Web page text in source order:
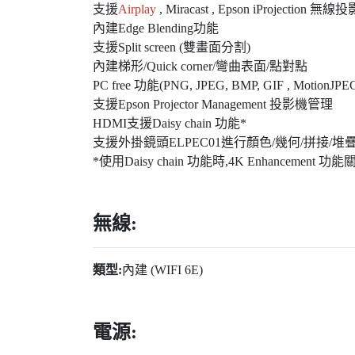
支援Airplay , Miracast , Epson iProjection 無線投
內建Edge Blending功能
支援Split screen (雙畫面分割)
內建梯形/Quick corner/彎曲表面/點對點
PC free 功能(PNG, JPEG, BMP, GIF ,
支援Epson Projector Management 投影機管理
HDMI支援Daisy chain 功能*
支援外掛鏡頭ELPEC01進行顏色/幾何/拼接/堆
*使用Daisy chain 功能時,4K Enhancement 功能
無線:
類型:內建 (WIFI 6E)
電源: